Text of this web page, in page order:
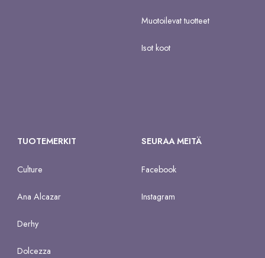
Muotoilevat tuotteet
Isot koot
TUOTEMERKIT
Culture
Ana Alcazar
Derhy
Dolcezza
SEURAA MEITÄ
Facebook
Instagram